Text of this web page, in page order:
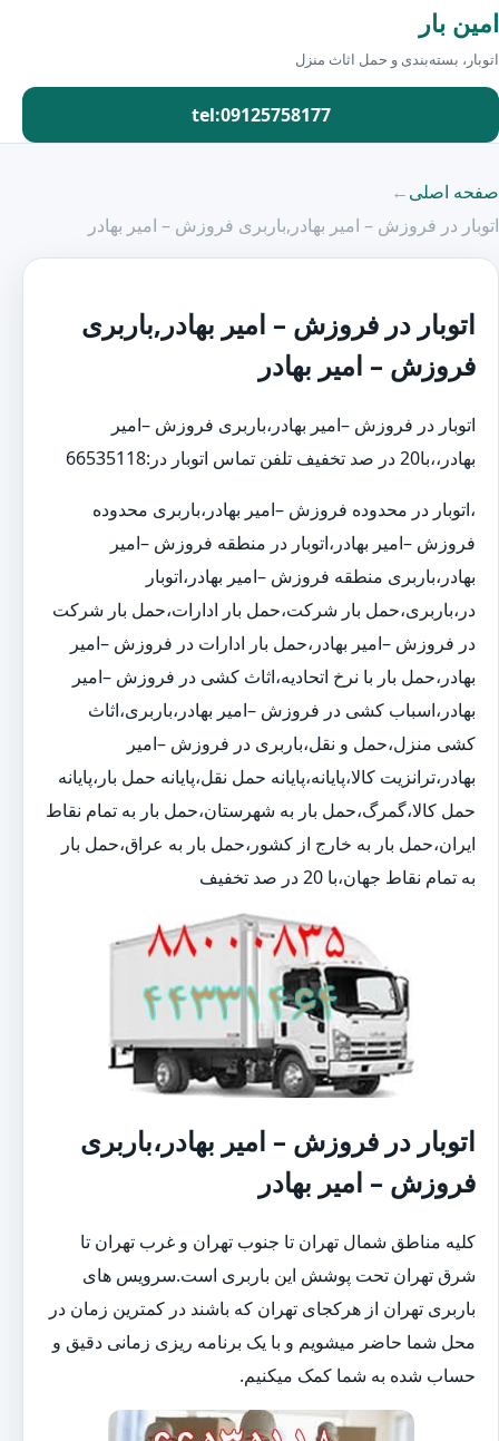
امین بار
اتوبار، بسته‌بندی و حمل اثاث منزل
tel:09125758177
صفحه اصلی←
اتوبار در فروزش – امیر بهادر,باربری فروزش – امیر بهادر
اتوبار در فروزش – امیر بهادر,باربری
فروزش – امیر بهادر
اتوبار در فروزش –امیر بهادر،باربری فروزش –امیر
بهادر،،با20 در صد تخفیف تلفن تماس اتوبار در:66535118
،اتوبار در محدوده فروزش –امیر بهادر،باربری محدوده
فروزش –امیر بهادر،اتوبار در منطقه فروزش –امیر
بهادر،باربری منطقه فروزش –امیر بهادر،اتوبار
در،باربری،حمل بار شرکت،حمل بار ادارات،حمل بار شرکت
در فروزش –امیر بهادر،حمل بار ادارات در فروزش –امیر
بهادر،حمل بار با نرخ اتحادیه،اثاث کشی در فروزش –امیر
بهادر،اسباب کشی در فروزش –امیر بهادر،باربری،اثاث
کشی منزل،حمل و نقل،باربری در فروزش –امیر
بهادر،ترانزیت کالا،پایانه،پایانه حمل نقل،پایانه حمل بار،پایانه
حمل کالا،گمرگ،حمل بار به شهرستان،حمل بار به تمام نقاط
ایران،حمل بار به خارج از کشور،حمل بار به عراق،حمل بار
به تمام نقاط جهان،با 20 در صد تخفیف
اتوبار در فروزش – امیر بهادر،باربری
فروزش – امیر بهادر
کلیه مناطق شمال تهران تا جنوب تهران و غرب تهران تا
شرق تهران تحت پوشش این باربری است.سرویس های
باربری تهران از هرکجای تهران که باشند در کمترین زمان در
محل شما حاضر میشویم و با یک برنامه ریزی زمانی دقیق و
حساب شده به شما کمک میکنیم.